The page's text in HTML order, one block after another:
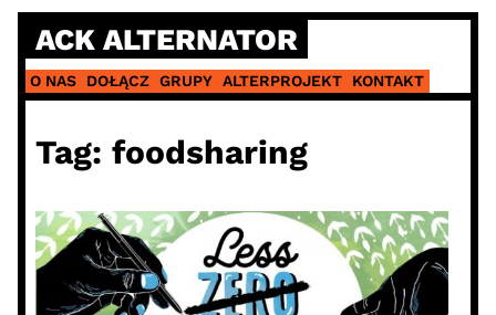
Skip
content
ACK ALTERNATOR
O NAS DOŁĄCZ GRUPY ALTERPROJEKT KONTAKT
Tag: foodsharing